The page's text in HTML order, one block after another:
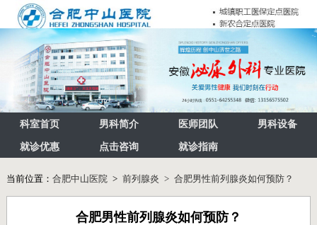
科室首页 男科简介 医师团队 男科设备
就诊优惠 点击咨询 就诊指南
当前位置： 合肥中山医院> 前列腺炎 > 合肥男性前列腺炎如何预防？
合肥男性前列腺炎如何预防？